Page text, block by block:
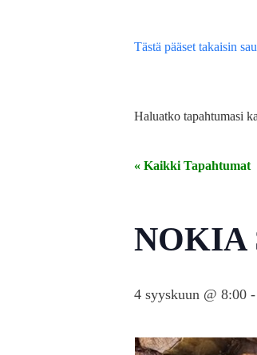
Tästä pääset takaisin
Haluatko tapahtumasi
« Kaikki Tapahtumat
NOKIA
4 syyskuun @ 8:00 -